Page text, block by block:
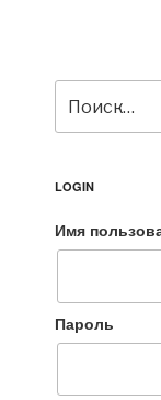
LOGIN
Имя
Пароль